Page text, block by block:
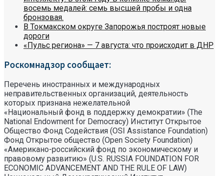
восемь медалей: семь высшей пробы и одна
бронзовая.
В Токмакском округе Запорожья построят новые
дороги
«Пульс региона» — 7 августа: что происходит в ДНР
Роскомнадзор сообщает:
Перечень иностранных и международных
неправительственных организаций, деятельность
которых признана нежелательной
«Национальный фонд в поддержку демократии» (The
National Endowment for Democracy) Институт Открытое
Общество Фонд Содействия (OSI Assistance Foundation)
Фонд Открытое общество (Open Society Foundation)
«Американо-российский фонд по экономическому и
правовому развитию» (U.S. RUSSIA FOUNDATION FOR
ECONOMIC ADVANCEMENT AND THE RULE OF LAW)